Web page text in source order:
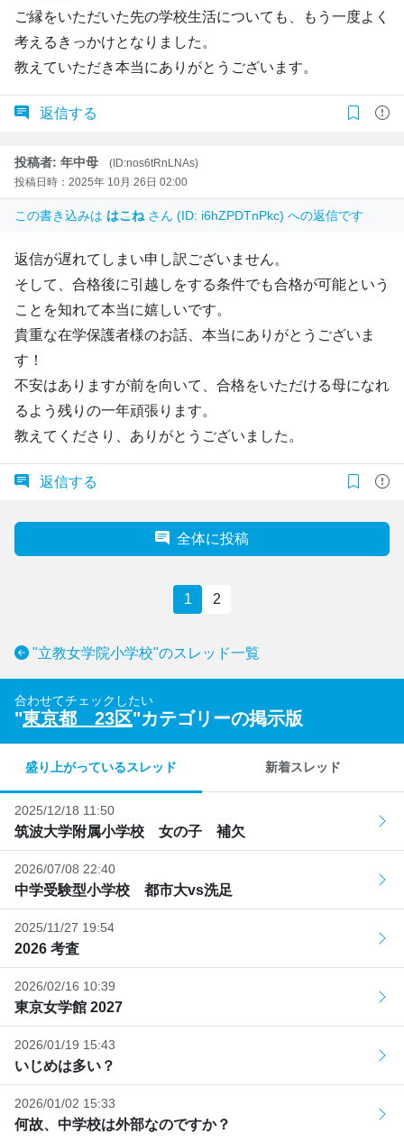
ご縁をいただいた先の学校生活についても、もう一度よく
考えるきっかけとなりました。
教えていただき本当にありがとうございます。
返信する
投稿者: 年中母
(ID:nos6tRnLNAs)
投稿日時：2025年 10月 26日 02:00
この書き込みは はこね さん (ID: i6hZPDTnPkc) への返信です
返信が遅れてしまい申し訳ございません。
そして、合格後に引越しをする条件でも合格が可能という
ことを知れて本当に嬉しいです。
貴重な在学保護者様のお話、本当にありがとうございま
す！
不安はありますが前を向いて、合格をいただける母になれ
るよう残りの一年頑張ります。
教えてくださり、ありがとうございました。
返信する
全体に投稿
1 2
"立教女学院小学校"のスレッド一覧
合わせてチェックしたい
"東京都 23区"カテゴリーの掲示版
盛り上がっているスレッド 新着スレッド
2025/12/18 11:50
筑波大学附属小学校 女の子 補欠
2026/07/08 22:40
中学受験型小学校 都市大vs洗足
2025/11/27 19:54
2026 考査
2026/02/16 10:39
東京女学館 2027
2026/01/19 15:43
いじめは多い？
2026/01/02 15:33
何故、中学校は外部なのですか？